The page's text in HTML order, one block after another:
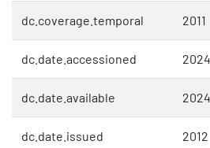
dc.coverage.temporal 2011
dc.date.accessioned
dc.date.available
dc.date.issued 2012